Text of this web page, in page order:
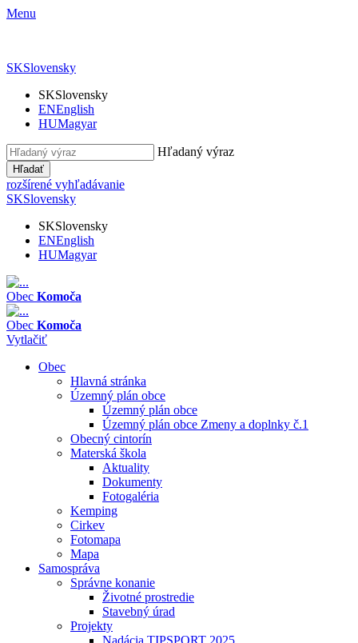
Menu
SKSlovensky
SKSlovensky
ENEnglish
HUMagyar
Hľadaný výraz
Hľadať
rozšírené vyhľadávanie
SKSlovensky
SKSlovensky
ENEnglish
HUMagyar
Obec Komoča
Obec Komoča
Vytlačiť
Obec
Hlavná stránka
Územný plán obce
Územný plán obce
Územný plán obce Zmeny a doplnky č.1
Obecný cintorín
Materská škola
Aktuality
Dokumenty
Fotogaléria
Kemping
Cirkev
Fotomapa
Mapa
Samospráva
Správne konanie
Životné prostredie
Stavebný úrad
Projekty
Nadácia TIPSPORT 2025